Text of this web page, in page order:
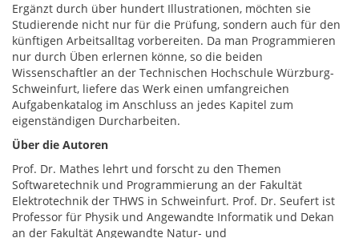
Ergänzt durch über hundert Illustrationen, möchten sie
Studierende nicht nur für die Prüfung, sondern auch für den
künftigen Arbeitsalltag vorbereiten. Da man Programmieren
nur durch Üben erlernen könne, so die beiden
Wissenschaftler an der Technischen Hochschule Würzburg-
Schweinfurt, liefere das Werk einen umfangreichen
Aufgabenkatalog im Anschluss an jedes Kapitel zum
eigenständigen Durcharbeiten.
Über die Autoren
Prof. Dr. Mathes lehrt und forscht zu den Themen
Softwaretechnik und Programmierung an der Fakultät
Elektrotechnik der THWS in Schweinfurt. Prof. Dr. Seufert ist
Professor für Physik und Angewandte Informatik und Dekan
an der Fakultät Angewandte Natur- und